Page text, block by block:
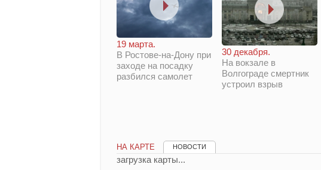
19 марта.
В Ростове-на-Дону при
заходе на посадку
разбился самолет
30 декабря.
На вокзале в
Волгограде смертник
устроил взрыв
НА КАРТЕ НОВОСТИ
загрузка карты...